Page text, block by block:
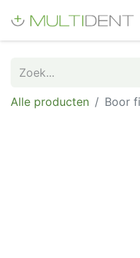
Alle producten Boor